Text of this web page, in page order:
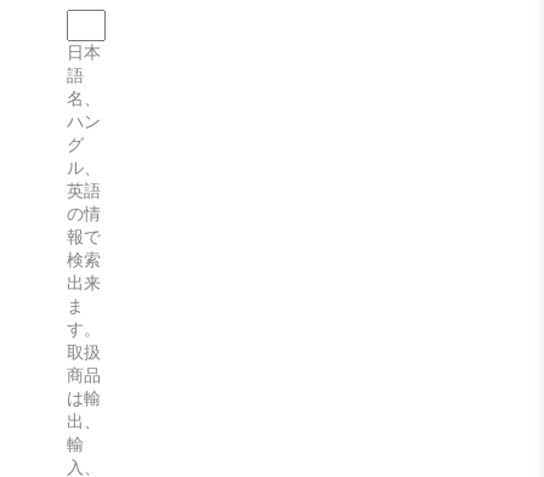
日本
語
名、
ハン
グ
ル、
英語
の情
報で
検索
出来
ま
す。
取扱
商品
は輸
出、
輸
入、